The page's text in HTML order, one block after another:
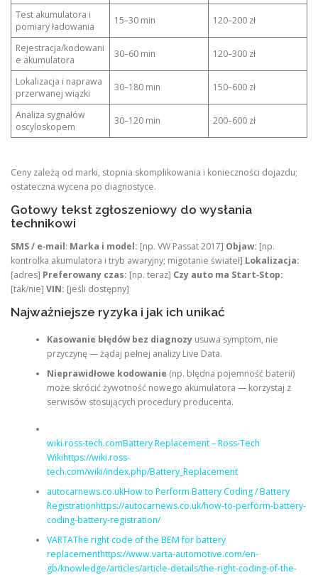
Test akumulatora i
pomiary ładowania
15–30 min 120–200 zł
Rejestracja/kodowani
e akumulatora
30–60 min 120–300 zł
Lokalizacja i naprawa
przerwanej wiązki
30–180 min 150–600 zł
Analiza sygnałów
oscyloskopem
30–120 min 200–600 zł
Ceny zależą od marki, stopnia skomplikowania i konieczności dojazdu;
ostateczna wycena po diagnostyce.
Gotowy tekst zgłoszeniowy do wysłania
technikowi
SMS / e‑mail: Marka i model: [np. VW Passat 2017] Objaw: [np.
kontrolka akumulatora i tryb awaryjny; migotanie świateł] Lokalizacja:
[adres] Preferowany czas: [np. teraz] Czy auto ma Start‑Stop:
[tak/nie] VIN: [jeśli dostępny]
Najważniejsze ryzyka i jak ich unikać
Kasowanie błędów bez diagnozyusuwa symptom, nie
przyczynę — żądaj pełnej analizy Live Data.
Nieprawidłowe kodowanie (np. błędna pojemność baterii)
może skrócić żywotność nowego akumulatora — korzystaj z
serwisów stosujących procedury producenta.
wiki.ross-tech.comBattery Replacement – Ross-Tech
Wikihttps://wiki.ross-
tech.com/wiki/index.php/Battery_Replacement
autocarnews.co.ukHow to Perform Battery Coding / Battery
Registrationhttps://autocarnews.co.uk/how-to-perform-battery-
coding-battery-registration/
VARTAThe right code of the BEM for battery
replacementhttps://www.varta-automotive.com/en-
gb/knowledge/articles/article-details/the-right-coding-of-the-